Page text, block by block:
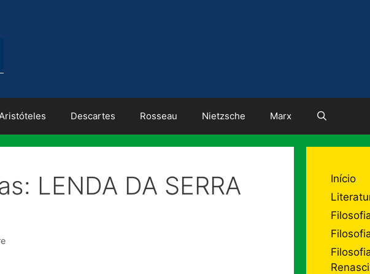
Descartes Rosseau Nietzsche Marx
LENDA DA SERRA
Início